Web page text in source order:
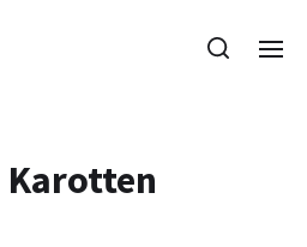
Karotten